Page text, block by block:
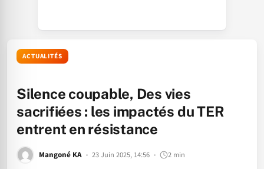
ACTUALITÉS
Silence coupable, Des vies
sacrifiées : les impactés du TER
entrent en résistance
Mangoné KA 23 Juin 2025, 14:56 2 min